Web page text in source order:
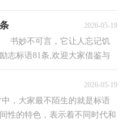
2026-05-19
书妙不可言，它让人忘记饥
志标语81条,欢迎大家借鉴与
2026-05-19
大家最不陌生的就是标语
性的特色，表示着不同时代和